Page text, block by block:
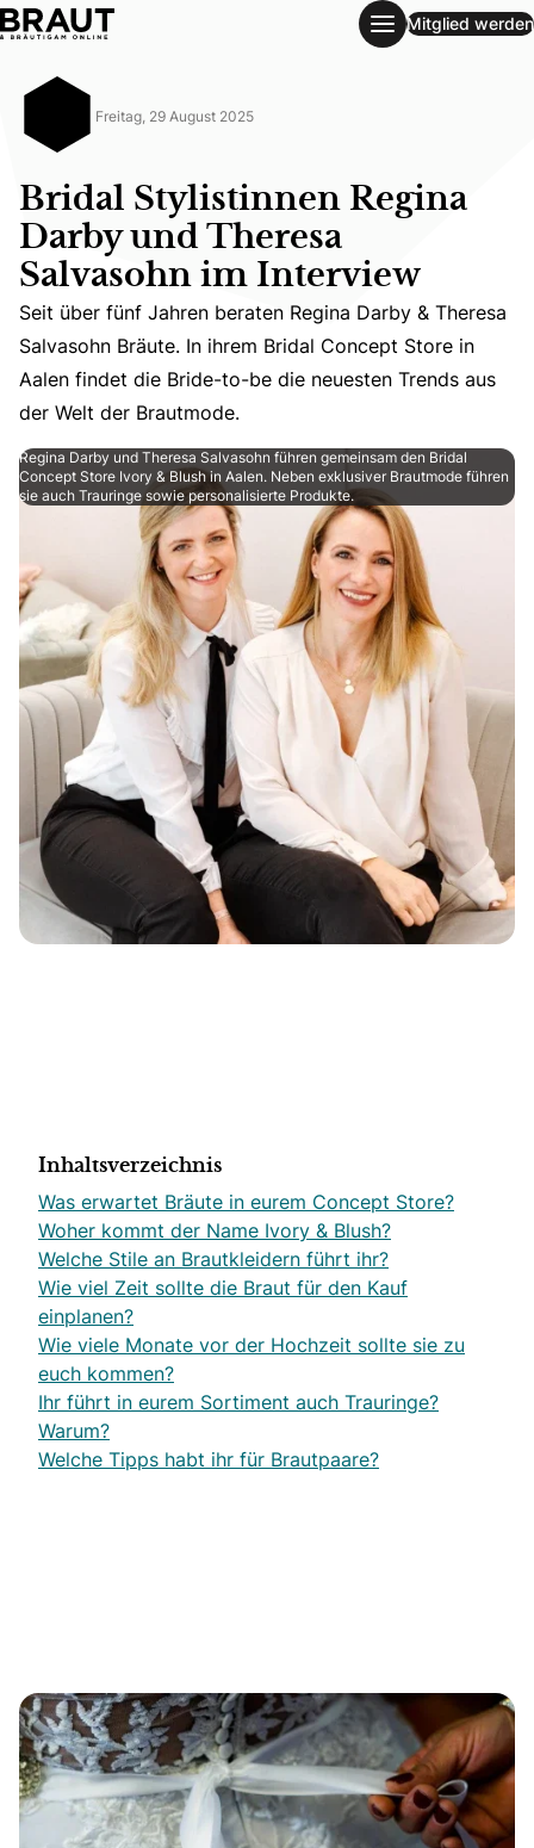
Bridal Stylistinnen Regina Darby und Theresa Salvasohn
Mitglied werden
Freitag, 29 August 2025
Bridal Stylistinnen Regina
Darby und Theresa
Salvasohn im Interview
Seit über fünf Jahren beraten Regina Darby & Theresa
Seit über fünf Jahren beraten Regina Darby & Theresa
Salvasohn Bräute. In ihrem Bridal Concept Store in
Aalen findet die Bride-to-be die neuesten Trends aus
der Welt der Brautmode.
Regina Darby und Theresa Salvasohn führen gemeinsam den Bridal
Concept Store Ivory & Blush in Aalen. Neben exklusiver Brautmode führen
sie auch Trauringe sowie personalisierte Produkte.
Inhaltsverzeichnis
Was erwartet Bräute in eurem Concept Store?
Woher kommt der Name Ivory & Blush?
Welche Stile an Brautkleidern führt ihr?
Wie viel Zeit sollte die Braut für den Kauf
einplanen?
Wie viele Monate vor der Hochzeit sollte sie zu
euch kommen?
Ihr führt in eurem Sortiment auch Trauringe?
Warum?
Welche Tipps habt ihr für Brautpaare?